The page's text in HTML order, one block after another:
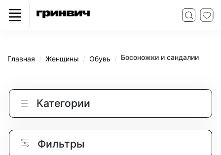
Главная Женщины Обувь Босоножки и сандалии
Категории
Фильтры